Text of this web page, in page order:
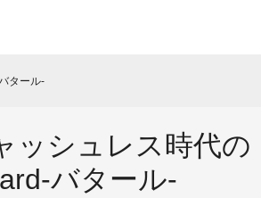
タール-
ッシュレス時代の
バタール-